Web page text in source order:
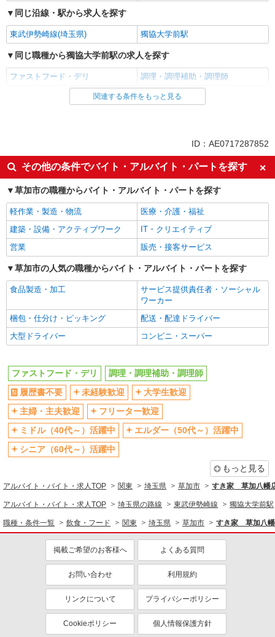
同じ沿線・駅から求人を探す
東武伊勢崎線(埼玉県) 獨協大学前駅
同じ職種から獨協大学前駅の求人を探す
ファストフード・デリ 調理・調理補助・調理師
同じ雇用形態から獨協大学前駅の求人を探す
履歴書不要
未経験歓迎
大学生歓迎
主婦・主夫歓迎
フリーター歓迎
ミドル（40代～）活躍中
エルダー（50代～）活躍中
シニア（60代～）活躍中
週2～3日勤務OK
短時間勤務（1日4h以内）OK
深夜
扶養内勤務OK
交通費支給
社会保険あり
まかない・食事補助
社割・特典あり
研修制度あり
社員登用あり
高収入・高額
同じ職種から求人を探す
飲食・フード
ファストフード・デリ
調理・調理補助・調理師
同じ特徴から求人を探す
未経験歓迎
大学生歓迎
ミドル（40代～）活躍中
関連する条件をもっと見る
ID：AE0717287852
その他の条件でバイト・アルバイト・パートを探す
草加市の職種からバイト・アルバイト・パートを探す
軽作業・製造・物流
医療・介護・福祉
建築・設備・アクティブワーク
IT・クリエイティブ
営業
販売・接客サービス
草加市の人気の職種からバイト・アルバイト・パートを探す
食品製造・加工
サービス提供責任者・ソーシャル
ワーカー
梱包・仕分け・ピッキング
配送・配達ドライバー
大型ドライバー
コンビニ・スーパー
ファストフード・デリ
調理・調理補助・調理師
履歴書不要
未経験歓迎
大学生歓迎
主婦・主夫歓迎
フリーター歓迎
ミドル（40代～）活躍中
エルダー（50代～）活躍中
シニア（60代～）活躍中
もっと見る
アルバイト・バイト・求人TOP 関東 埼玉県 草加市 すき家 草加八幡
アルバイト・バイト・求人TOP 埼玉県の路線 東武伊勢崎線 獨協大学前駅
職種・条件一覧 飲食・フード 関東 埼玉県 草加市 すき家 草加八幡
掲載ご希望のお客様へ よくある質問
お問い合わせ 利用規約
リンクについて プライバシーポリシー
Cookieポリシー 個人情報保護方針